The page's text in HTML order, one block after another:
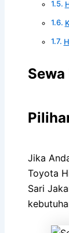
Jika
Toyota
Sari